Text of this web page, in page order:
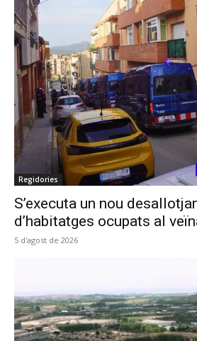
Regidories
S’executa un nou
d’habitatges ocupats al
5 d'agost de 2026